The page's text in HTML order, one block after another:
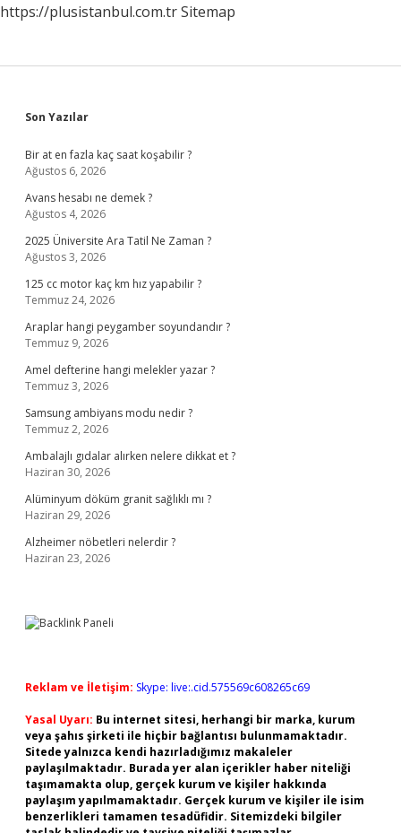
https://plusistanbul.com.trSitemap
Sidebar
Son Yazılar
Bir at en fazla kaç saat koşabilir ?
Ağustos 6, 2026
Avans hesabı ne demek ?
Ağustos 4, 2026
2025 Üniversite Ara Tatil Ne Zaman ?
Ağustos 3, 2026
125 cc motor kaç km hız yapabilir ?
Temmuz 24, 2026
Araplar hangi peygamber soyundandır ?
Temmuz 9, 2026
Amel defterine hangi melekler yazar ?
Temmuz 3, 2026
Samsung ambiyans modu nedir ?
Temmuz 2, 2026
Ambalajlı gıdalar alırken nelere dikkat et ?
Haziran 30, 2026
Alüminyum döküm granit sağlıklı mı ?
Haziran 29, 2026
Alzheimer nöbetleri nelerdir ?
Haziran 23, 2026
Reklam ve İletişim: Skype: live:.cid.575569c608265c69
Yasal Uyarı: Bu internet sitesi, herhangi bir marka, kurum
veya şahıs şirketi ile hiçbir bağlantısı bulunmamaktadır.
Sitede yalnızca kendi hazırladığımız makaleler
paylaşılmaktadır. Burada yer alan içerikler haber niteliği
taşımamakta olup, gerçek kurum ve kişiler hakkında
paylaşım yapılmamaktadır. Gerçek kurum ve kişiler ile isim
benzerlikleri tamamen tesadüfidir. Sitemizdeki bilgiler